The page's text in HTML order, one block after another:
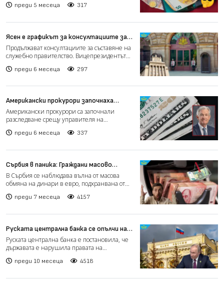
преди 5 месеца 317
Ясен е графикът за консултациите за
служебно правителство
Продължават консултациите за съставяне на
служебно правителство. Вицепрезидентът
преди 6 месеца 297
Американски прокурори започнаха
разследване срещу управителя на
Федералния резерв
Американски прокурори са започнали
разследване срещу управителя на
преди 6 месеца 337
Сърбия в паника: Граждани масово
обменят динари за евро
В Сърбия се наблюдава вълна от масова
обмяна на динари в евро, подхранвана от
преди 7 месеца 4157
Руската централна банка се опълчи на
Кремъл заради конфискувани от
държавата активи
Руската централна банка е постановила, че
държавата е нарушила правата на
преди 10 месеца 4518